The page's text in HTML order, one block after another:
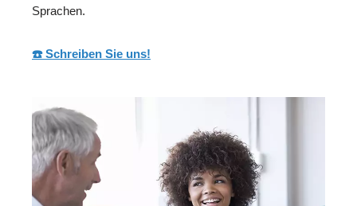
Sprachen.
☎️ Schreiben Sie uns!